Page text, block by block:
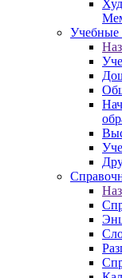
Учебные